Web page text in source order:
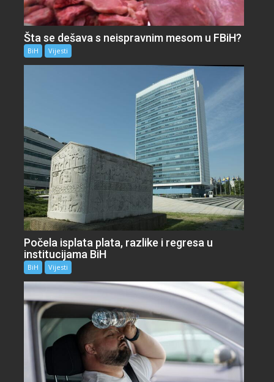
Šta se dešava s neispravnim mesom u FBiH?
BiH Vijesti
Počela isplata plata, razlike i regresa u
institucijama BiH
BiH Vijesti